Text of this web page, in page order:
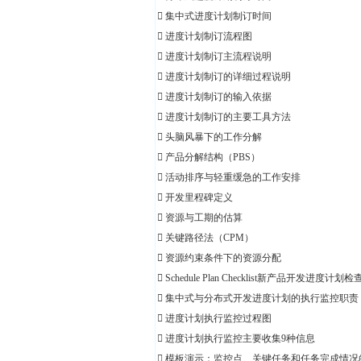
 集中式进度计划制订时间
 进度计划制订流程图
 进度计划制订主流程说明
 进度计划制订的详细过程说明
 进度计划制订的输入依据
 进度计划制订的主要工具方法
 头脑风暴下的工作分解
 产品分解结构（PBS）
 活动排序与轻重缓急的工作安排
 开发里程碑定义
 资源与工期的估算
 关键路径法（CPM）
 资源约束条件下的资源分配
 Schedule Plan Checklist新产品开发进度计划检
 集中式与分布式开发进度计划的执行监控职责
 进度计划执行监控过程图
 进度计划执行监控主要收集9种信息
 模板演示：监控点、关键任务和任务完成情